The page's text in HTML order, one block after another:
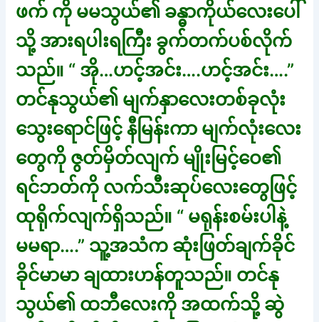
ဖက် ကို မမသွယ်၏ ခန္ဓာကိုယ်လေးပေါ်
သို့ အားရပါးရကြီး ခွက်တက်ပစ်လိုက်
သည်။ “ အို…ဟင့်အင်း….ဟင့်အင်း….”
တင်နုသွယ်၏ မျက်နှာလေးတစ်ခုလုံး
သွေးရောင်ဖြင့် နီမြန်းကာ မျက်လုံးလေး
တွေကို ဇွတ်မှိတ်လျက် မျိုးမြင့်ဝေ၏
ရင်ဘတ်ကို လက်သီးဆုပ်လေးတွေဖြင့်
ထုရိုက်လျက်ရှိသည်။ “ မရုန်းစမ်းပါနဲ့
မမရာ….” သူ့အသံက ဆုံးဖြတ်ချက်ခိုင်
ခိုင်မာမာ ချထားဟန်တူသည်။ တင်နု
သွယ်၏ ထဘီလေးကို အထက်သို့ ဆွဲ